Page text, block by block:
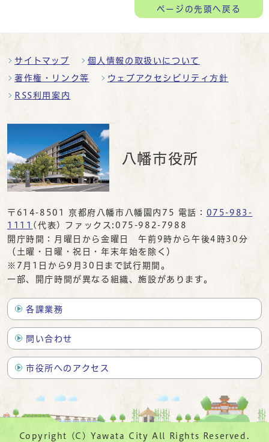
ページの先頭へ戻る
サイトマップ 個人情報の取扱いについて
著作権・リンク等 ウェブアクセシビリティ方針
RSS利用案内
八幡市役所
〒614-8501 京都府八幡市八幡園内75 電話： 075-983-
1111 (代表) ファックス:075-982-7988
開庁時間：月曜日から金曜日 午前9時から午後4時30分
（土曜・日曜・祝日・年末年始を除く）
※7月1日から9月30日まで試行期間。
一部、開庁時間が異なる組織、施設があります。
各課業務
問い合わせ
市役所へのアクセス
Copyright (C) Yawata City All Rights Reserved.